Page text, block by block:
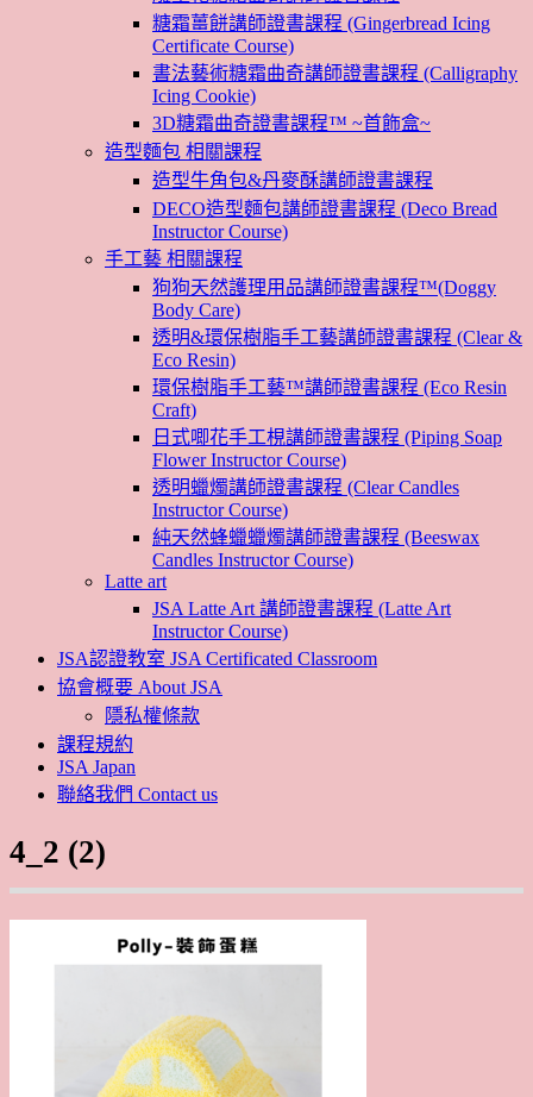
糖霜薑餅講師證書課程 (Gingerbread Icing
Certificate Course)
書法藝術糖霜曲奇講師證書課程 (Calligraphy
Icing Cookie)
3D糖霜曲奇證書課程™ ~首飾盒~
造型麵包 相關課程
造型牛角包&丹麥酥講師證書課程
DECO造型麵包講師證書課程 (Deco Bread
Instructor Course)
手工藝 相關課程
狗狗天然護理用品講師證書課程™(Doggy
Body Care)
透明&環保樹脂手工藝講師證書課程 (Clear &
Eco Resin)
環保樹脂手工藝™講師證書課程 (Eco Resin
Craft)
日式唧花手工梘講師證書課程 (Piping Soap
Flower Instructor Course)
透明蠟燭講師證書課程 (Clear Candles
Instructor Course)
純天然蜂蠟蠟燭講師證書課程 (Beeswax
Candles Instructor Course)
Latte art
JSA Latte Art 講師證書課程 (Latte Art
Instructor Course)
JSA認證教室 JSA Certificated Classroom
協會概要 About JSA
隱私權條款
課程規約
JSA Japan
聯絡我們 Contact us
4_2 (2)